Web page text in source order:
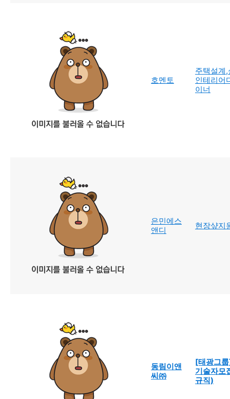
호멘토
주택설계,
인테리어
이너
은민에스
앤디
현장샾지
동림이앤
씨㈜
[태광그
기술자모
규직)